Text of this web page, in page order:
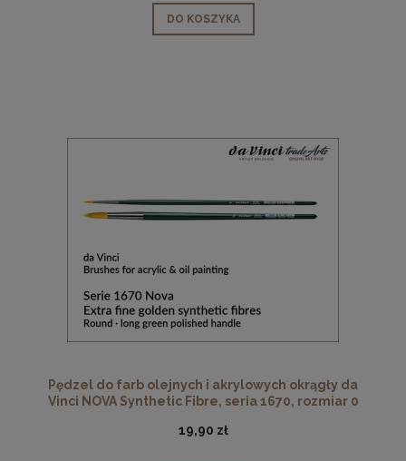
DO KOSZYKA
Pędzel do farb olejnych i akrylowych okrągły da
Vinci NOVA Synthetic Fibre, seria 1670, rozmiar 0
19,90 zł